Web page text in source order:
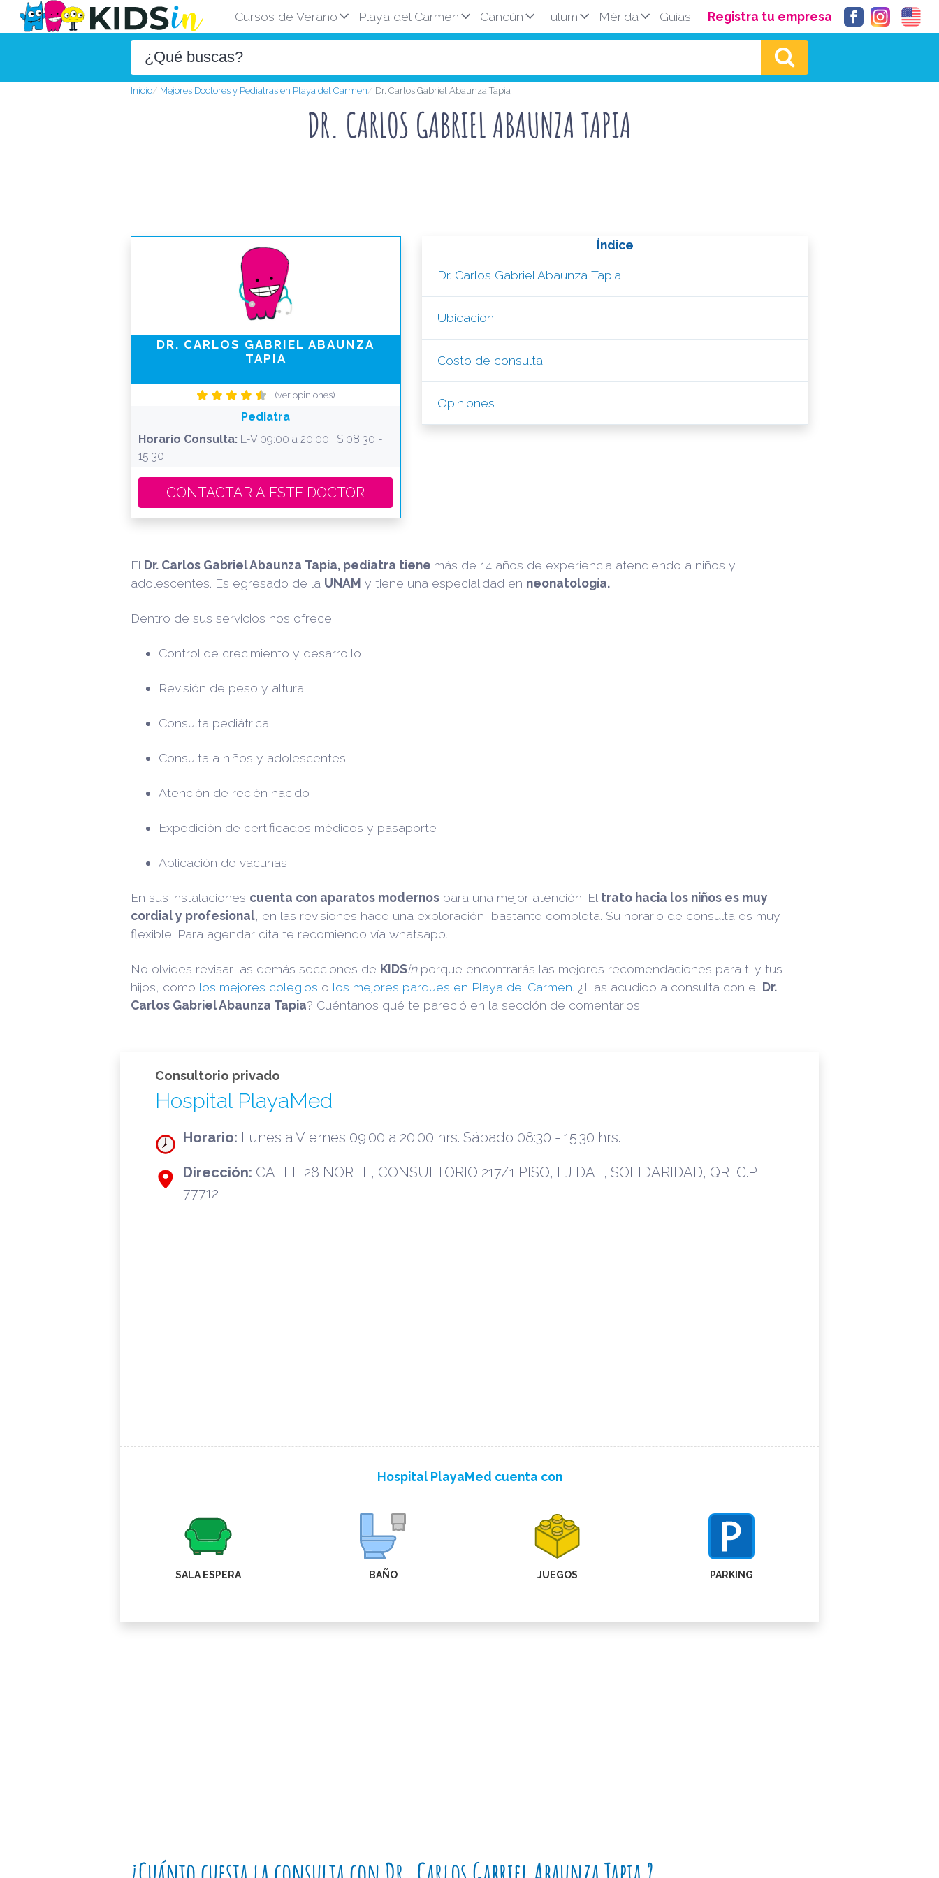
Cursos de Verano Playa del Carmen Cancún Tulum Mérida Guías Registra tu empresa
Inicio Mejores Doctores y Pediatras en Playa del Carmen Dr. Carlos Gabriel Abaunza Tapia
DR. CARLOS GABRIEL ABAUNZA TAPIA
DR. CARLOS GABRIEL ABAUNZA
TAPIA
(ver opiniones)
Pediatra
Horario Consulta: L-V 09:00 a 20:00 | S 08:30 -
15:30
CONTACTAR A ESTE DOCTOR
Índice
Dr. Carlos Gabriel Abaunza Tapia
Ubicación
Costo de consulta
Opiniones
El Dr. Carlos Gabriel Abaunza Tapia, pediatra tiene más de 14 años de experiencia atendiendo a niños y
adolescentes. Es egresado de la UNAM y tiene una especialidad en neonatología.
Dentro de sus servicios nos ofrece:
Control de crecimiento y desarrollo
Revisión de peso y altura
Consulta pediátrica
Consulta a niños y adolescentes
Atención de recién nacido
Expedición de certificados médicos y pasaporte
Aplicación de vacunas
En sus instalaciones cuenta con aparatos modernos para una mejor atención. El trato hacia los niños es muy
cordial y profesional , en las revisiones hace una exploración bastante completa. Su horario de consulta es muy
flexible. Para agendar cita te recomiendo vía whatsapp.
No olvides revisar las demás secciones de KIDSinporque encontrarás las mejores recomendaciones para ti y tus
hijos, como los mejores colegios o los mejores parques en Playa del Carmen . ¿Has acudido a consulta con el Dr.
Carlos Gabriel Abaunza Tapia? Cuéntanos qué te pareció en la sección de comentarios.
Consultorio privado
Hospital PlayaMed
Horario: Lunes a Viernes 09:00 a 20:00 hrs. Sábado 08:30 - 15:30 hrs.
Dirección: CALLE 28 NORTE, CONSULTORIO 217/1 PISO, EJIDAL, SOLIDARIDAD, QR, C.P.
77712
Hospital PlayaMed cuenta con
SALA ESPERA BAÑO JUEGOS PARKING